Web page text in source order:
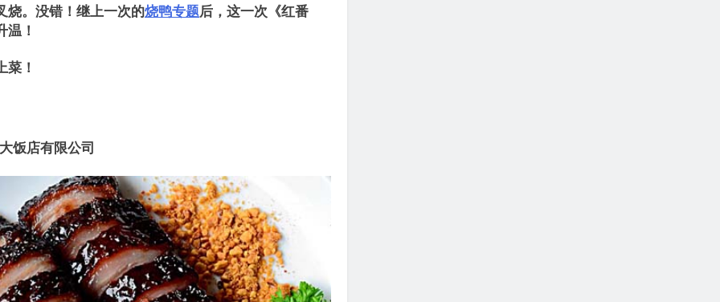
烧。没错！继上一次的烧鸭专题后，这一次《红番
！
菜！
饭店有限公司